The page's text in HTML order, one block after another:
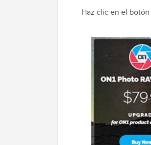
Haz clic en el botón